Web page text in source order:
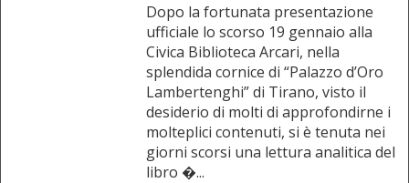
Dopo la fortunata presentazione
ufficiale lo scorso 19 gennaio alla
Civica Biblioteca Arcari, nella
splendida cornice di “Palazzo d’Oro
Lambertenghi” di Tirano, visto il
desiderio di molti di approfondirne i
molteplici contenuti, si è tenuta nei
giorni scorsi una lettura analitica del
libro �...